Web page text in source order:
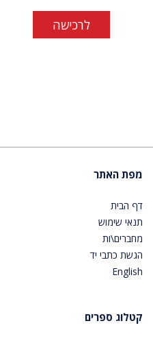
לרכישה
מפת האתר
דף הבית
תנאי שימוש
מחברים\ות
הגשת כתבי יד
English
קטלוג ספרים